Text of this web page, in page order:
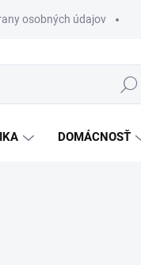
osobných údajov
Hľadať
DOMÁCNOSŤ